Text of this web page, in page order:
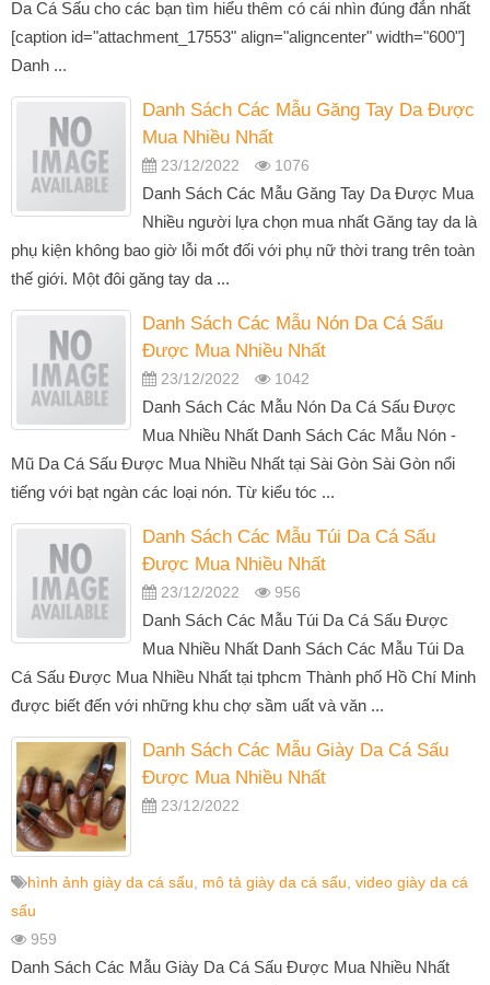
Da Cá Sấu cho các bạn tìm hiểu thêm có cái nhìn đúng đắn nhất
[caption id="attachment_17553" align="aligncenter" width="600"]
Danh ...
Danh Sách Các Mẫu Găng Tay Da Được
Mua Nhiều Nhất
23/12/2022 1076
Danh Sách Các Mẫu Găng Tay Da Được Mua
Nhiều người lựa chọn mua nhất Găng tay da là
phụ kiện không bao giờ lỗi mốt đối với phụ nữ thời trang trên toàn
thế giới. Một đôi găng tay da ...
Danh Sách Các Mẫu Nón Da Cá Sấu
Được Mua Nhiều Nhất
23/12/2022 1042
Danh Sách Các Mẫu Nón Da Cá Sấu Được
Mua Nhiều Nhất Danh Sách Các Mẫu Nón -
Mũ Da Cá Sấu Được Mua Nhiều Nhất tại Sài Gòn Sài Gòn nổi
tiếng với bạt ngàn các loại nón. Từ kiểu tóc ...
Danh Sách Các Mẫu Túi Da Cá Sấu
Được Mua Nhiều Nhất
23/12/2022 956
Danh Sách Các Mẫu Túi Da Cá Sấu Được
Mua Nhiều Nhất Danh Sách Các Mẫu Túi Da
Cá Sấu Được Mua Nhiều Nhất tại tphcm Thành phố Hồ Chí Minh
được biết đến với những khu chợ sầm uất và văn ...
Danh Sách Các Mẫu Giày Da Cá Sấu
Được Mua Nhiều Nhất
23/12/2022
hình ảnh giày da cá sấu mô tả giày da cá sấu video giày da cá
sấu
959
Danh Sách Các Mẫu Giày Da Cá Sấu Được Mua Nhiều Nhất